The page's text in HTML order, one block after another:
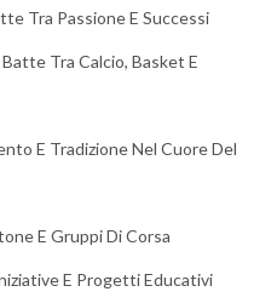
Tra Passione E Successi
Tra Calcio, Basket E
E Tradizione Nel Cuore Del
E Gruppi Di Corsa
E Progetti Educativi